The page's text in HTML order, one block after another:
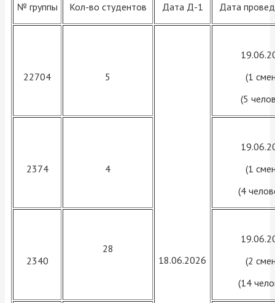
№ группы Кол-во студентов Дата Д-1 Дата
22704 5
18.06.2026
(1
(5
2374 4
(1
(4
2340
28
(2
(14